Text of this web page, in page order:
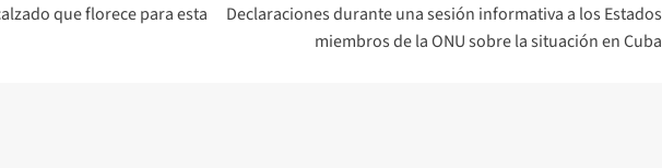
que florece para esta
Declaraciones durante una sesión informativa a los Estados
miembros de la ONU sobre la situación en Cuba